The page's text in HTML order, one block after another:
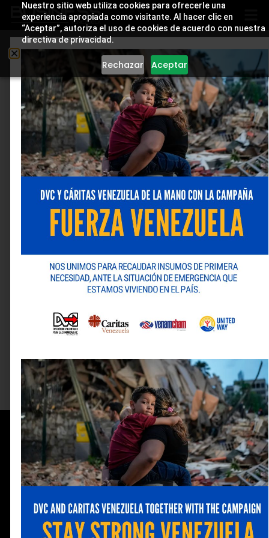
Nuestro sitio web utiliza cookies para ofrecerle una
experiencia apropiada como visitante. Al hacer clic en
“Aceptar”, autoriza el uso de cookies de acuerdo con nuestra
directiva de privacidad.
Rechazar Aceptar
1/46
ANTERIOR
Edición 392
SIGUIENTE
Edición 394
Informaciónde
contacto
(0212) 263 08 33
2da Av. de Campo